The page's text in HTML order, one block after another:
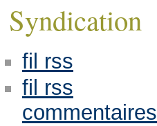
Syndication
fil rss
fil rss
commentaires